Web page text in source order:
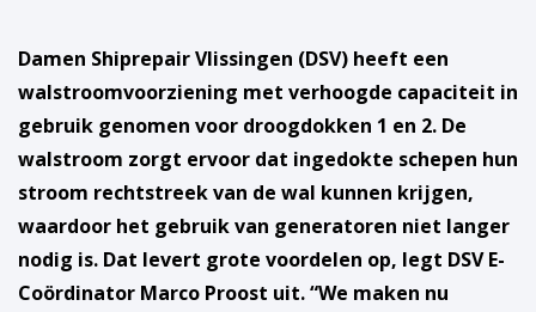
Damen Shiprepair Vlissingen (DSV) heeft een
walstroomvoorziening met verhoogde capaciteit in
gebruik genomen voor droogdokken 1 en 2. De
walstroom zorgt ervoor dat ingedokte schepen hun
stroom rechtstreek van de wal kunnen krijgen,
waardoor het gebruik van generatoren niet langer
nodig is. Dat levert grote voordelen op, legt DSV E-
Coördinator Marco Proost uit. “We maken nu